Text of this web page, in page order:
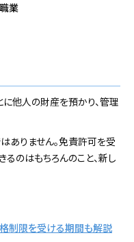
業
他人の財産を預かり、管理
ありません。免責許可を受
のはもちろんのこと、新し
制限を受ける期間も解説